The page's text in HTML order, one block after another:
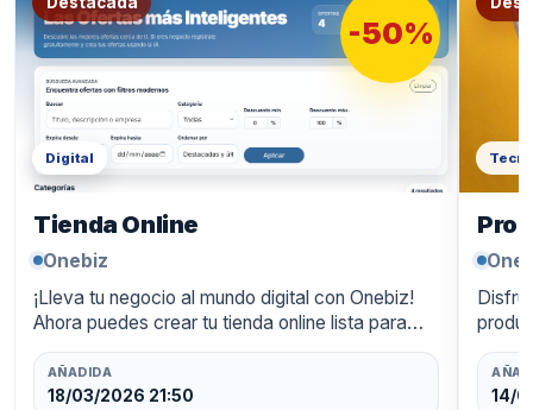
-50%
Digital
Tienda Online
Onebiz
¡Lleva tu negocio al mundo digital con Onebiz!
Ahora puedes crear tu tienda online lista para
funcionar las 24 horas, con un diseño
profesional y pagos integrados. Aprovecha un
50…
AÑADIDA
18/03/2026 21:50 14/